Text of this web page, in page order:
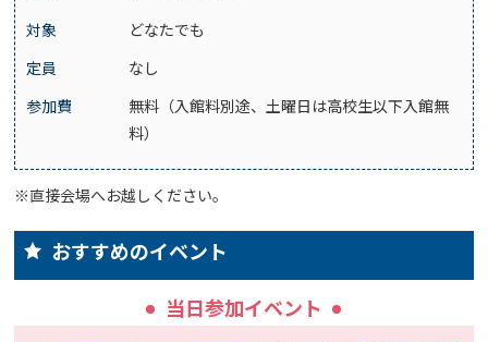
対象 どなたでも
定員 なし
参加費
無料（入館料別途、土曜日は高校生以下入館無
料）
※直接会場へお越しください。
おすすめのイベント
当日参加イベント